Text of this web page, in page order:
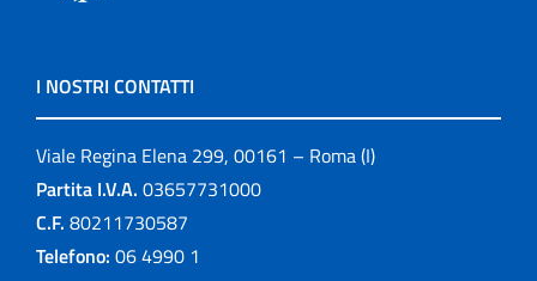
I NOSTRI CONTATTI
Viale Regina Elena 299, 00161 – Roma (I)
Partita I.V.A. 03657731000
C.F. 80211730587
Telefono: 06 4990 1